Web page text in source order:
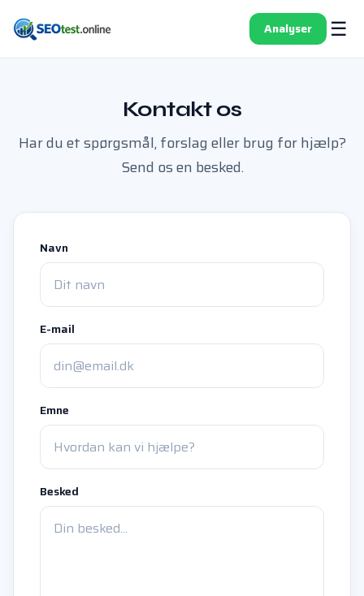
Analyser ☰
Kontakt os
Har du et spørgsmål, forslag eller brug for hjælp?
Send os en besked.
Navn
E-mail
Emne
Besked